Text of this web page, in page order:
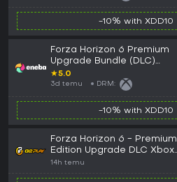
-10% with XDD10
Forza Horizon 6 Premium
Upgrade Bundle (DLC)
(Windows/Xbox Series X|S)
XBOX LIVE Key EUROPE
★5.0
3d temu DRM:
-10% with XDD10
Forza Horizon 6 - Premium
Edition Upgrade DLC Xbox
Series X|S / PC CD Key
14h temu